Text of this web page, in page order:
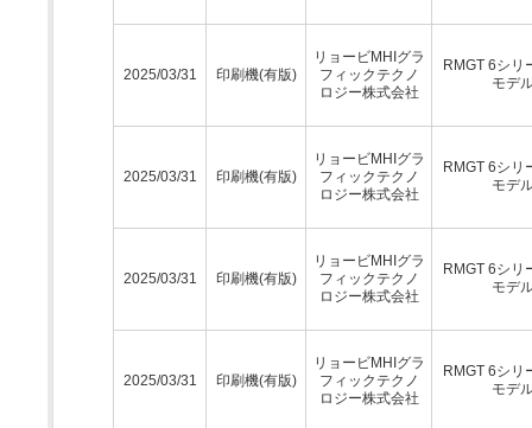
2025/03/31 印刷機(有版)
リョービMHIグラ
フィックテクノ
ロジー株式会社
RMGT 6シリ
モデ
2025/03/31 印刷機(有版)
リョービMHIグラ
フィックテクノ
ロジー株式会社
RMGT 6シリ
モデ
2025/03/31 印刷機(有版)
リョービMHIグラ
フィックテクノ
ロジー株式会社
RMGT 6シリ
モデ
2025/03/31 印刷機(有版)
リョービMHIグラ
フィックテクノ
ロジー株式会社
RMGT 6シリ
モデ